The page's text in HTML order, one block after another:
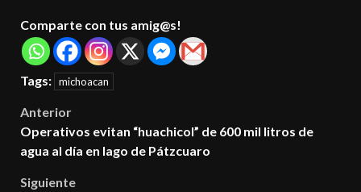
Comparte con tus amig@s!
Tags: michoacan
Post
navigation
Anterior
Operativos evitan “huachicol” de 600 mil litros de
agua al día en lago de Pátzcuaro
Siguiente